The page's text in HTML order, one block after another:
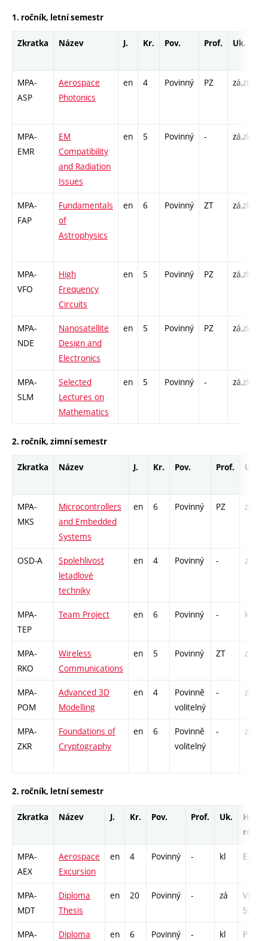
1. ročník, letní semestr
Zkratka Název J. Kr. Pov. Prof. Uk.
MPA-
ASP
Aerospace
Photonics
en 4 Povinný PZ zá,zk
MPA-
EMR
EM
Compatibility
and Radiation
Issues
en 5 Povinný - zá,zk
MPA-
FAP
Fundamentals
of
Astrophysics
en 6 Povinný ZT zá,zk
MPA-
VFO
High
Frequency
Circuits
en 5 Povinný PZ zá,zk
MPA-
NDE
Nanosatellite
Design and
Electronics
en 5 Povinný PZ zá,zk
MPA-
SLM
Selected
Lectures on
Mathematics
en 5 Povinný - zá,zk
2. ročník, zimní semestr
Zkratka Název J. Kr. Pov. Prof. Uk.
MPA-
MKS
Microcontrollers
and Embedded
Systems
en 6 Povinný PZ zá,zk
OSD-A
Spolehlivost
letadlové
techniky
en 4 Povinný - zá,zk
MPA-
TEP
Team Project en 6 Povinný - kl
MPA-
RKO
Wireless
Communications
en 5 Povinný ZT zá,zk
MPA-
POM
Advanced 3D
Modelling
en 4
Povinně
volitelný
- zk
MPA-
ZKR
Foundations of
Cryptography
en 6
Povinně
volitelný
- zá,zk
2. ročník, letní semestr
Zkratka Název J. Kr. Pov. Prof. Uk.
Hod.
MPA-
AEX
Aerospace
Excursion
en 4 Povinný - kl EX -
MPA-
MDT
Diploma
Thesis
en 20 Povinný - zá
VD -
52
MPA-
Diploma
en 6 Povinný - kl P - 26